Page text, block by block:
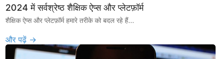
2024 में सर्वश्रेष्ठ शैक्षिक ऐप्स और प्लेटफ़ॉर्म
शैक्षिक ऐप्स और प्लेटफ़ॉर्म हमारे तरीके को बदल रहे हैं...
और पढ़ें →